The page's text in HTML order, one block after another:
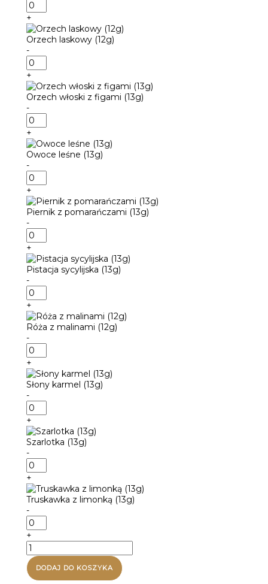
ilość
Mango
z
marakują
(13g)
+
Orzech laskowy (12g)
-
ilość
Orzech
laskowy
(12g)
+
Orzech włoski z figami (13g)
-
ilość
Orzech
włoski
z
figami
(13g)
+
Owoce leśne (13g)
-
ilość
Owoce
leśne
(13g)
+
Piernik z pomarańczami (13g)
-
ilość
Piernik
z
pomarańczami
(13g)
+
Pistacja sycylijska (13g)
-
ilość
Pistacja
sycylijska
(13g)
+
Róża z malinami (12g)
-
ilość
Róża
z
malinami
(12g)
+
Słony karmel (13g)
-
ilość
Słony
karmel
(13g)
+
Szarlotka (13g)
-
ilość
Szarlotka
(13g)
+
Truskawka z limonką (13g)
-
ilość
Truskawka
z
limonką
(13g)
+
ilość
Praliny
na
Boże
DODAJ DO KOSZYKA